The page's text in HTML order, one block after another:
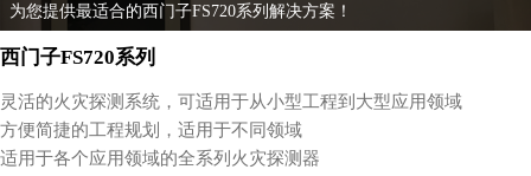
为您提供最适合的西门子FS720系列解决方案！
西门子FS720系列
灵活的火灾探测系统，可适用于从小型工程到大型应用领域
方便简捷的工程规划，适用于不同领域
适用于各个应用领域的全系列火灾探测器